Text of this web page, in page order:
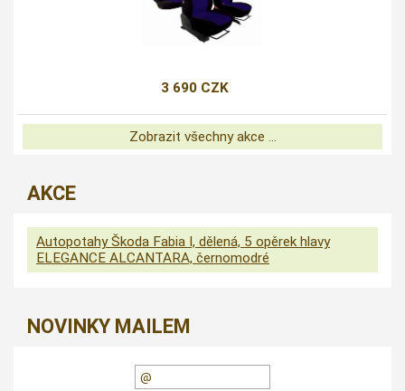
3 690 CZK
Zobrazit všechny akce ...
AKCE
Autopotahy Škoda Fabia I, dělená, 5 opěrek hlavy
ELEGANCE ALCANTARA, černomodré
NOVINKY MAILEM